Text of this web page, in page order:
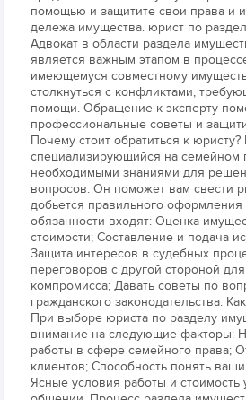
помощью и защитите свои права и
дележа имущества. юрист по
Адвокат в области раздела
является важным этапом в
имеющемуся совместному
столкнуться с конфликтами,
помощи. Обращение к эксперту
профессиональные советы и
Почему стоит обратиться к
специализирующийся на семейном
необходимыми знаниями для
вопросов. Он поможет вам свести
добьется правильного
обязанности входят: Оценка
стоимости; Составление и подача
Защита интересов в судебных
переговоров с другой стороной
компромисса; Давать советы по
гражданского законодательства.
При выборе юриста по разделу
внимание на следующие факторы:
работы в сфере семейного права;
клиентов; Способность понять
Ясные условия работы и стоимость